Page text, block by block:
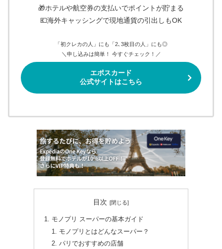
🎁ホテルや航空券の支払いでポイントが貯まる
💶海外キャッシングで現地通貨の引出しもOK
「初クレカの人」にも「2､3枚目の人」にも◎
＼申し込みは簡単！ 今すぐチェック！／
エポスカード
公式サイトはこちら
目次
モノプリ スーパーの基本ガイド
モノプリとはどんなスーパー？
パリでおすすめの店舗